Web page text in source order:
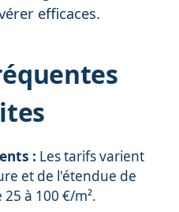
efficaces.
: Les tarifs varient
et de l'étendue de
à 100 €/m².